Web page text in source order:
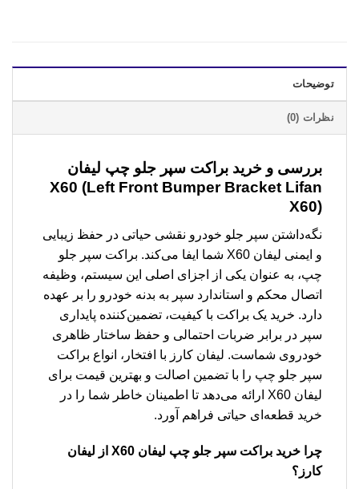
توضیحات
نظرات (0)
بررسی و خرید براکت سپر جلو چپ لیفان
X60 (Left Front Bumper Bracket Lifan
X60)
نگه‌داشتن سپر جلو خودرو نقشی حیاتی در حفظ زیبایی
و ایمنی لیفان X60 شما ایفا می‌کند. براکت سپر جلو
چپ، به عنوان یکی از اجزای اصلی این سیستم، وظیفه
اتصال محکم و استاندارد سپر به بدنه خودرو را بر عهده
دارد. خرید یک براکت با کیفیت، تضمین‌کننده پایداری
سپر در برابر ضربات احتمالی و حفظ ساختار ظاهری
خودروی شماست. لیفان کارز با افتخار، انواع براکت
سپر جلو چپ را با تضمین اصالت و بهترین قیمت برای
لیفان X60 ارائه می‌دهد تا اطمینان خاطر شما را در
خرید قطعه‌ای حیاتی فراهم آورد.
چرا خرید براکت سپر جلو چپ لیفان X60
از لیفان
کارز؟